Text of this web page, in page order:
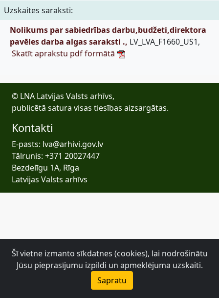
Uzskaites saraksti:
Nolikums par sabiedrības darbu,budžeti,direktora
pavēles darba algas saraksti ., LV_LVA_F1660_US1,
Skatīt aprakstu pdf formātā
© LNA Latvijas Valsts arhīvs,
publicētā satura visas tiesības aizsargātas.
Kontakti
E-pasts: lva@arhivi.gov.lv
Tālrunis: +371 20027447
Bezdelīgu 1A, Rīga
Latvijas Valsts arhīvs
Šī vietne izmanto sīkdatnes (cookies), lai nodrošinātu
Jūsu pieprasījumu izpildi un apmeklējuma uzskaiti.
Sapratu